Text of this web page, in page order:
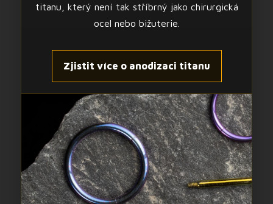
titanu, který není tak stříbrný jako chirurgická
ocel nebo bižuterie.
Zjistit více o anodizaci titanu